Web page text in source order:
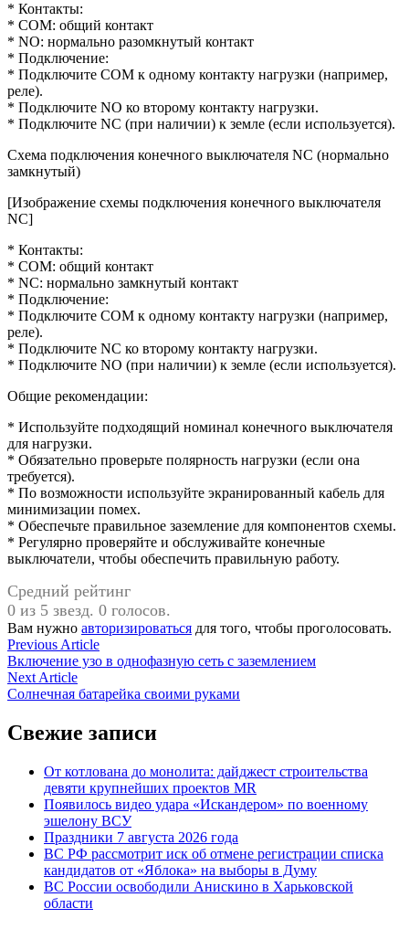
* Контакты:
* COM: общий контакт
* NO: нормально разомкнутый контакт
* Подключение:
* Подключите COM к одному контакту нагрузки (например,
реле).
* Подключите NO ко второму контакту нагрузки.
* Подключите NC (при наличии) к земле (если используется).
Схема подключения конечного выключателя NC (нормально
замкнутый)
[Изображение схемы подключения конечного выключателя
NC]
* Контакты:
* COM: общий контакт
* NC: нормально замкнутый контакт
* Подключение:
* Подключите COM к одному контакту нагрузки (например,
реле).
* Подключите NC ко второму контакту нагрузки.
* Подключите NO (при наличии) к земле (если используется).
Общие рекомендации:
* Используйте подходящий номинал конечного выключателя
для нагрузки.
* Обязательно проверьте полярность нагрузки (если она
требуется).
* По возможности используйте экранированный кабель для
минимизации помех.
* Обеспечьте правильное заземление для компонентов схемы.
* Регулярно проверяйте и обслуживайте конечные
выключатели, чтобы обеспечить правильную работу.
Средний рейтинг
0 из 5 звезд. 0 голосов.
Вам нужно авторизироваться для того, чтобы проголосовать.
Навигация
по
записям
Previous ArticlePrevious
article:
Включение узо в однофазную сеть с заземлением
Next ArticleNext
article:
Солнечная батарейка своими руками
Свежие записи
От котлована до монолита: дайджест строительства
девяти крупнейших проектов MR
Появилось видео удара «Искандером» по военному
эшелону ВСУ
Праздники 7 августа 2026 года
ВС РФ рассмотрит иск об отмене регистрации списка
кандидатов от «Яблока» на выборы в Думу
ВС России освободили Анискино в Харьковской
области